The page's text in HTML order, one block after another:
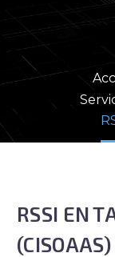
RSSI EN
(CISOAAS)